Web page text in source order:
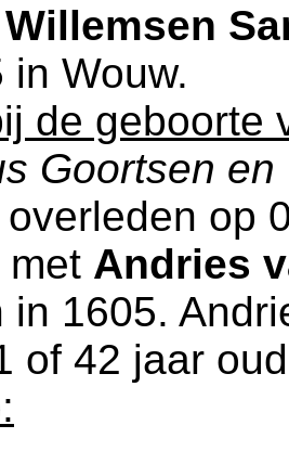
in Wouw.
de geboorte
Goortsen
op
met Andries
in 1605.
of 42 jaar